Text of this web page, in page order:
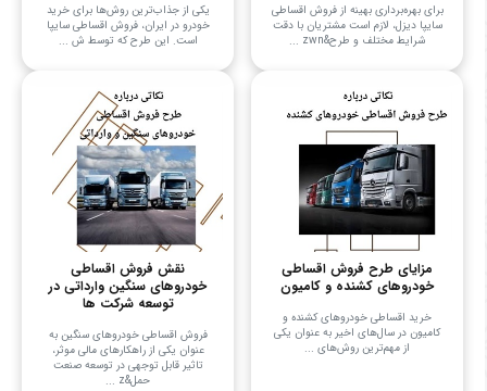
برای بهره‌برداری بهینه از فروش اقساطی
سایپا دیزل، لازم است مشتریان با دقت
شرایط مختلف و طرح&zwn ...
یکی از جذاب‌ترین روش‌ها برای خرید
خودرو در ایران، فروش اقساطی سایپا
است. این طرح که توسط ش ...
مزایای طرح فروش اقساطی
خودروهای کشنده و کامیون
خرید اقساطی خودروهای کشنده و
کامیون در سال‌های اخیر به عنوان یکی
از مهم‌ترین روش‌های ...
نقش فروش اقساطی
خودروهای سنگین وارداتی در
توسعه شرکت ها
فروش اقساطی خودروهای سنگین به
عنوان یکی از راهکارهای مالی موثر،
تاثیر قابل توجهی در توسعه صنعت
حمل&z ...